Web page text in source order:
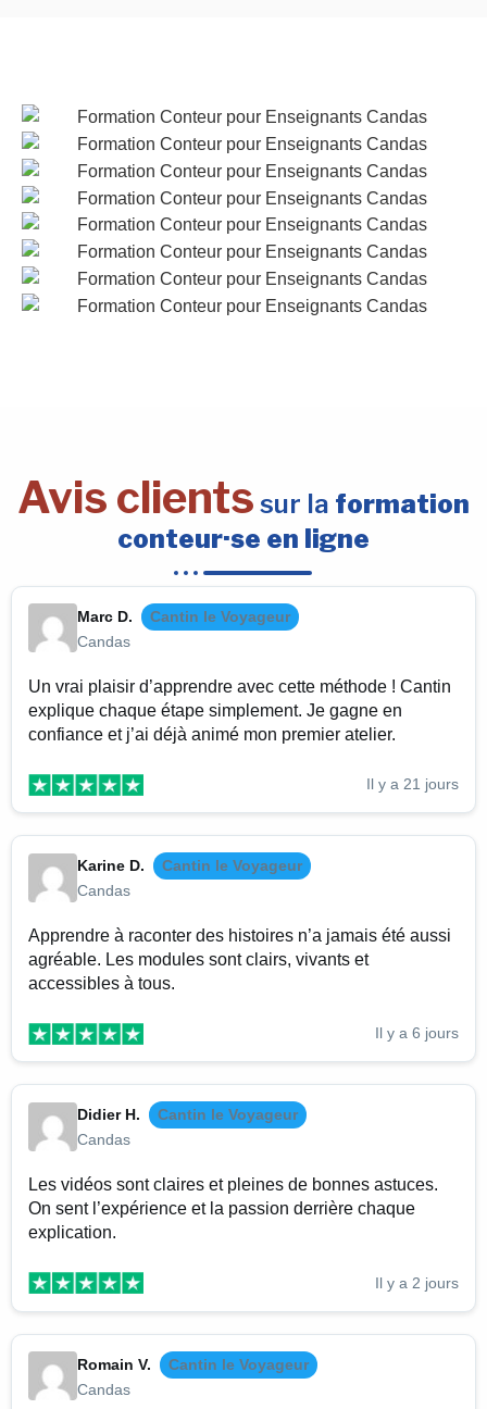
Avis clients sur la formation
conteur·se en ligne
Marc D.
Cantin le Voyageur
Candas
Un vrai plaisir d’apprendre avec cette méthode ! Cantin
explique chaque étape simplement. Je gagne en
confiance et j’ai déjà animé mon premier atelier.
Il y a 21 jours
Karine D.
Cantin le Voyageur
Candas
Apprendre à raconter des histoires n’a jamais été aussi
agréable. Les modules sont clairs, vivants et
accessibles à tous.
Il y a 6 jours
Didier H.
Cantin le Voyageur
Candas
Les vidéos sont claires et pleines de bonnes astuces.
On sent l’expérience et la passion derrière chaque
explication.
Il y a 2 jours
Romain V.
Cantin le Voyageur
Candas